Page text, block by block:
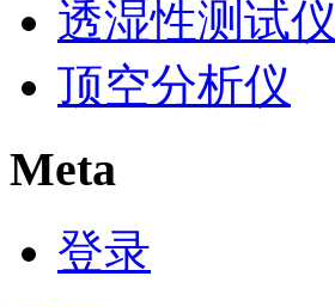
透湿性测试仪
顶空分析仪
Meta
登录